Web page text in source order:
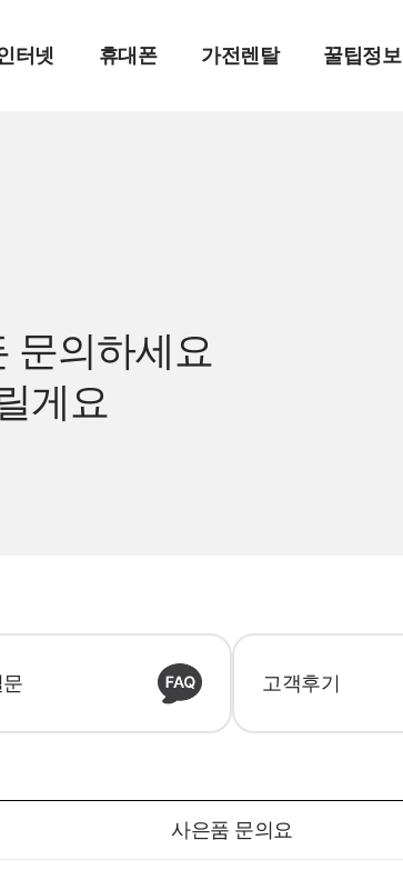
터넷 휴대폰 가전렌탈 꿀팁정보
문의하세요
게요
고객후기
사은품 문의요